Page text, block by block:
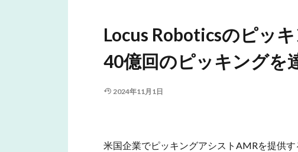
Locus Roboticsのピッ
40億回のピッキングを
2024年11月1日
米国企業でピッキングアシストAMRを提供